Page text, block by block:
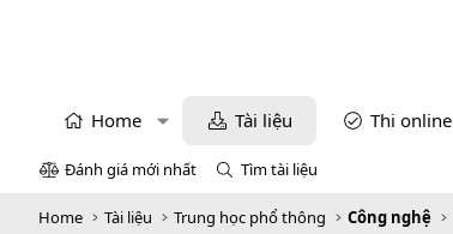
Home Tài liệu Thi online
Đánh giá mới nhất Tìm tài liệu
Home Tài liệu Trung học phổ thông Công nghệ